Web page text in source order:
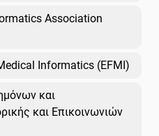
Association
Informatics (EFMI)
και
και Επικοινωνιών